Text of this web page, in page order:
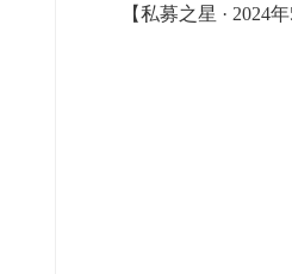
【私募之星 · 2024年